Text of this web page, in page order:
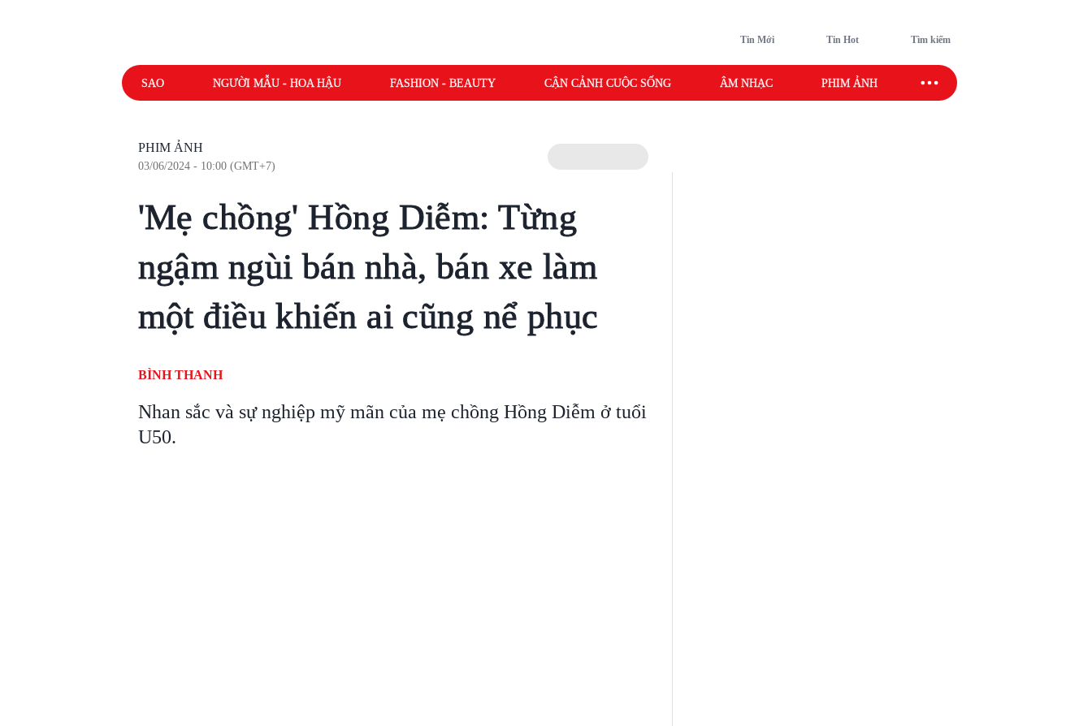
Tin Mới Tin Hot Tìm kiếm
SAO NGƯỜI MẪU - HOA HẬU FASHION - BEAUTY CẬN CẢNH CUỘC SỐNG ÂM NHẠC PHIM ẢNH SAO SPORT
PHIM ẢNH
03/06/2024 - 10:00 (GMT+7)
'Mẹ chồng' Hồng Diễm: Từng
ngậm ngùi bán nhà, bán xe làm
một điều khiến ai cũng nể phục
BÌNH THANH
Nhan sắc và sự nghiệp mỹ mãn của mẹ chồng Hồng Diễm ở tuổi
U50.